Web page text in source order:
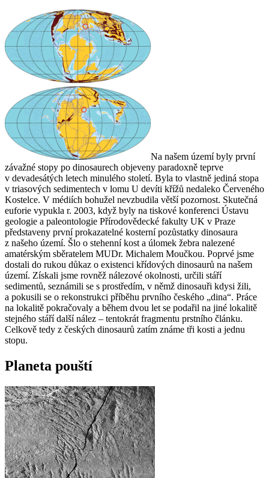
Na našem území byly první
závažné stopy po dinosaurech objeveny paradoxně teprve
v devadesátých letech minulého století. Byla to vlastně jediná stopa
v triasových sedimentech v lomu U devíti křížů nedaleko Červeného
Kostelce. V médiích bohužel nevzbudila větší pozornost. Skutečná
euforie vypukla r. 2003, když byly na tiskové konferenci Ústavu
geologie a paleontologie Přírodovědecké fakulty UK v Praze
představeny první prokazatelné kosterní pozůstatky dinosaura
z našeho území. Šlo o stehenní kost a úlomek žebra nalezené
amatérským sběratelem MUDr. Michalem Moučkou. Poprvé jsme
dostali do rukou důkaz o existenci křídových dinosaurů na našem
území. Získali jsme rovněž nálezové okolnosti, určili stáří
sedimentů, seznámili se s prostředím, v němž dinosauři kdysi žili,
a pokusili se o rekonstrukci příběhu prvního českého „dina“. Práce
na lokalitě pokračovaly a během dvou let se podařil na jiné lokalitě
stejného stáří další nález – tentokrát fragmentu prstního článku.
Celkově tedy z českých dinosaurů zatím známe tři kosti a jednu
stopu.
Planeta pouští